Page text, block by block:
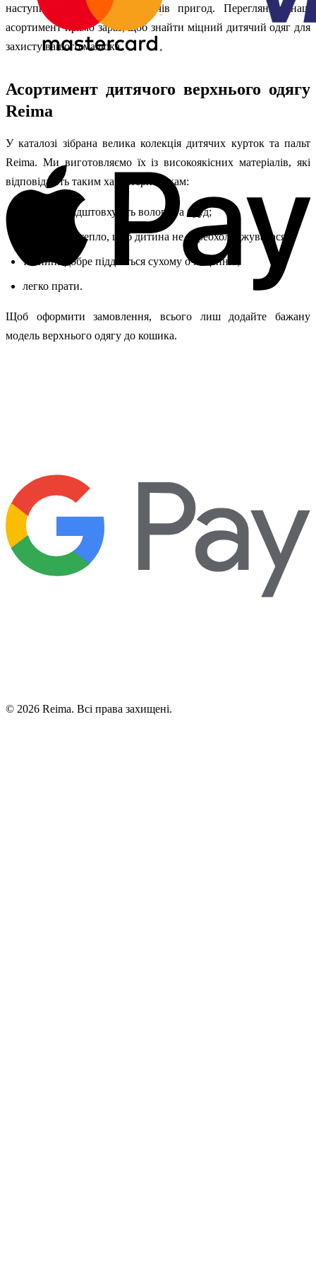
наступному поколінню шукачів пригод. Перегляньте наш
асортимент прямо зараз, щоб знайти міцний дитячий одяг для
захисту вашого малюка.
Асортимент дитячого верхнього одягу
Reima
У каталозі зібрана велика колекція дитячих курток та пальт
Reima. Ми виготовляємо їх із високоякісних матеріалів, які
відповідають таким характеристикам:
відмінно відштовхують вологу та бруд;
утримують тепло, щоб дитина не переохолоджувалася;
тканина добре піддається сухому очищенню;
легко прати.
Щоб оформити замовлення, всього лиш додайте бажану
модель верхнього одягу до кошика.
© 2026 Reima. Всі права захищені.